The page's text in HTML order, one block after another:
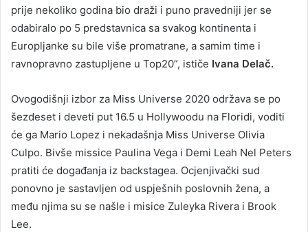
prije nekoliko godina bio draži i puno pravedniji jer se
odabiralo po 5 predstavnica sa svakog kontinenta i
Europljanke su bile više promatrane, a samim time i
ravnopravno zastupljene u Top20”, ističe Ivana Delač.
Ovogodišnji izbor za Miss Universe 2020 održava se po
šezdeset i deveti put 16.5 u Hollywoodu na Floridi, voditi
će ga Mario Lopez i nekadašnja Miss Universe Olivia
Culpo. Bivše missice Paulina Vega i Demi Leah Nel Peters
pratiti će događanja iz backstagea. Ocjenjivački sud
ponovno je sastavljen od uspješnih poslovnih žena, a
među njima su se našle i misice Zuleyka Rivera i Brook
Lee.